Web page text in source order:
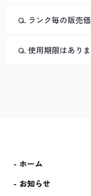
Q. ランク毎の販売
Q. 使用期限はあり
ホーム
お知らせ